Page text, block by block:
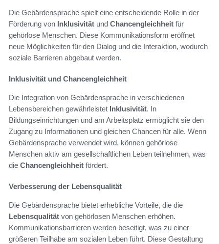
Die Gebärdensprache spielt eine entscheidende Rolle in der
Förderung von Inklusivität und Chancengleichheit für
gehörlose Menschen. Diese Kommunikationsform eröffnet
neue Möglichkeiten für den Dialog und die Interaktion, wodurch
soziale Barrieren abgebaut werden.
Inklusivität und Chancengleichheit
Die Integration von Gebärdensprache in verschiedenen
Lebensbereichen gewährleistet Inklusivität. In
Bildungseinrichtungen und am Arbeitsplatz ermöglicht sie den
Zugang zu Informationen und gleichen Chancen für alle. Wenn
Gebärdensprache verwendet wird, können gehörlose
Menschen aktiv am gesellschaftlichen Leben teilnehmen, was
die Chancengleichheit fördert.
Verbesserung der Lebensqualität
Die Gebärdensprache bietet erhebliche Vorteile, die die
Lebensqualität von gehörlosen Menschen erhöhen.
Kommunikationsbarrieren werden beseitigt, was zu einer
größeren Teilhabe am sozialen Leben führt. Diese Gestaltung